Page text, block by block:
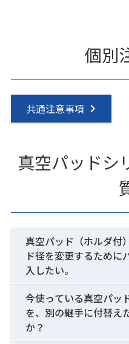
個別
共通注意事項
真空パッドシ
真空パッド（ホルダ付
ド径を変更するために
入したい。
今使っている真空パッ
を、別の継手に付替え
か？